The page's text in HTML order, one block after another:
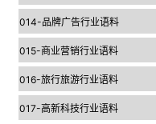
014-品牌广告行业语料
015-商业营销行业语料
016-旅行旅游行业语料
017-高新科技行业语料